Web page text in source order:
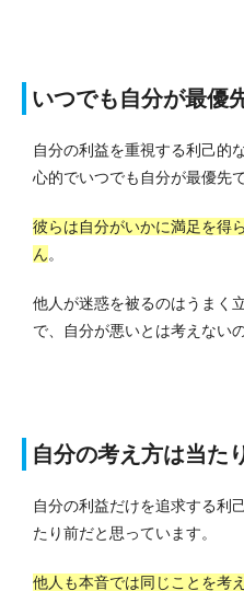
いつでも自分が最優
自分の利益を重視する利己的
心的でいつでも自分が最優先で
彼らは自分がいかに満足を得
ん。
他人が迷惑を被るのはうまく
で、自分が悪いとは考えないの
自分の考え方は当た
自分の利益だけを追求する利
たり前だと思っています。
他人も本音では同じことを考